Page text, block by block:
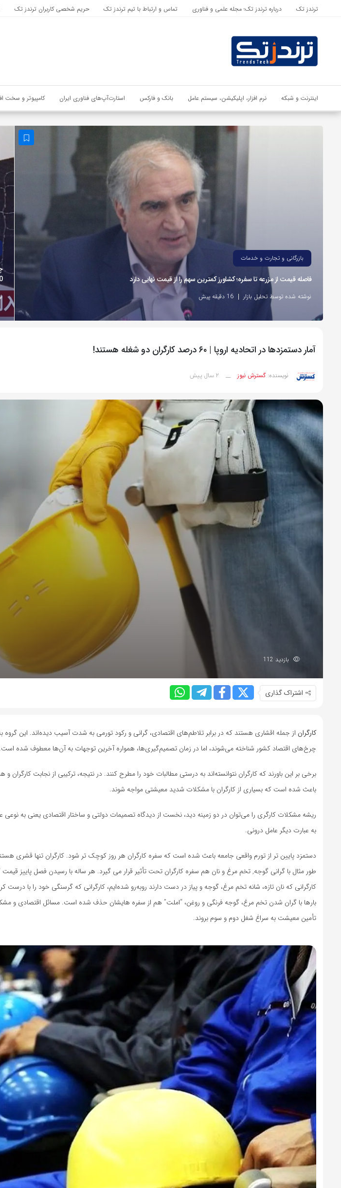
اشتراک گذاری
با استفاده از روش‌های زیر می‌توانید این صفحه را با دوستان خود به
اشتراک بگذارید.
ترندز تک درباره ترندز تک؛ مجله علمی و فناوری تماس و ارتباط با تیم ترندز تک حریم شخصی کاربران ترندز تک
اینترنت و شبکه نرم افزار، اپلیکیشن، سیستم عامل بانک و فارکس استارت‌آپ‌های فناوری ایران کامپیوتر و سخت
بازرگانی و تجارت و خدمات
فاصله قیمت از مزرعه تا سفره؛ کشاورز کمترین سهم را از قیمت نهایی دارد
نوشته شده توسط تحلیل بازار 16 دقیقه پیش
30
آمار دستمزدها در اتحادیه اروپا | ۶۰ درصد کارگران دو شغله هستند!
نویسنده: گسترش نیوز __ 2 سال پیش
بازدید 112
اشتراک گذاری
کارگران از جمله اقشاری هستند که در برابر تلاطم‌های اقتصادی، گرانی و رکود تورمی به شدت آسیب دیده‌اند. این
چرخ‌های اقتصاد کشور شناخته می‌شوند، اما در زمان تصمیم‌گیری‌ها، همواره آخرین توجهات به آن‌ها معطوف شده است.
برخی بر این باورند که کارگران نتوانسته‌اند به درستی مطالبات خود را مطرح کنند. در نتیجه، ترکیبی از نجابت
باعث شده است که بسیاری از کارگران با مشکلات شدید معیشتی مواجه شوند.
ریشه مشکلات کارگری را می‌توان در دو زمینه دید، نخست از دیدگاه تصمیمات دولتی و ساختار اقتصادی یعنی به نوعی
به عبارت دیگر عامل درونی.
دستمزد پایین تر از تورم واقعی جامعه باعث شده است که سفره کارگران هر روز کوچک تر شود. کارگران تنها قشری
طور مثال با گرانی گوجه, تخم مرغ و نان هم سفره کارگران تحت تأثیر قرار می گیرد. هر ساله با رسیدن فصل پاییز قیمت
کارگرانی که نان تازه، شانه تخم مرغ، گوجه و پیاز در دست دارند روبه‌رو شده‌ایم، کارگرانی که گرسنگی خود را با
بارها با گران شدن تخم ‌مرغ، گوجه فرنگی و روغن، “املت” هم از سفره هایشان حذف شده است. مسائل اقتصادی و
تأمین معیشت به سراغ شغل دوم و سوم بروند.